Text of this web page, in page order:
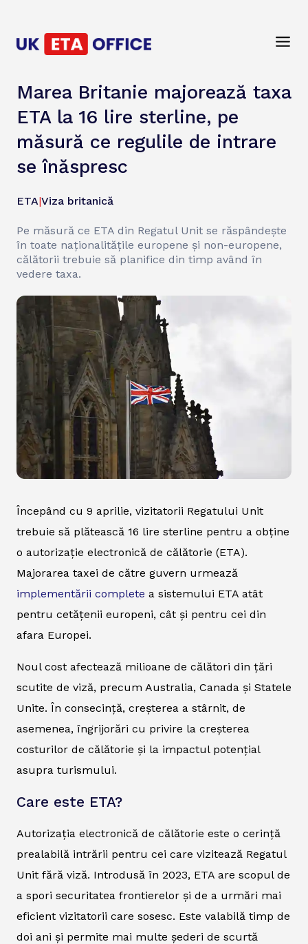
Marea Britanie majorează taxa
ETA la 16 lire sterline, pe
măsură ce regulile de intrare
se înăspresc
ETA|Viza britanică
Pe măsură ce ETA din Regatul Unit se răspândește
în toate naționalitățile europene și non-europene,
călătorii trebuie să planifice din timp având în
vedere taxa.
Începând cu 9 aprilie, vizitatorii Regatului Unit
trebuie să plătească 16 lire sterline pentru a obține
o autorizație electronică de călătorie (ETA).
Majorarea taxei de către guvern urmează
implementării complete a sistemului ETA atât
pentru cetățenii europeni, cât și pentru cei din
afara Europei.
Noul cost afectează milioane de călători din țări
scutite de viză, precum Australia, Canada și Statele
Unite. În consecință, creșterea a stârnit, de
asemenea, îngrijorări cu privire la creșterea
costurilor de călătorie și la impactul potențial
asupra turismului.
Care este ETA?
Autorizația electronică de călătorie este o cerință
prealabilă intrării pentru cei care vizitează Regatul
Unit fără viză. Introdusă în 2023, ETA are scopul de
a spori securitatea frontierelor și de a urmări mai
eficient vizitatorii care sosesc. Este valabilă timp de
doi ani și permite mai multe șederi de scurtă